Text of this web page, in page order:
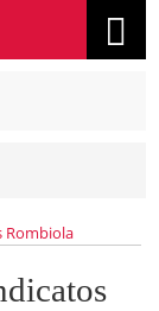
Rombiola